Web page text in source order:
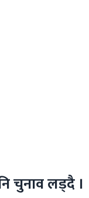
चुनाव लड्दै ।